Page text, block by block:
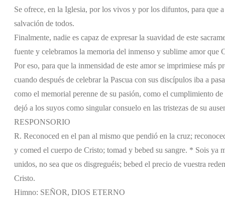
Se ofrece, en la Iglesia, por los vivos y por los difuntos, para que
salvación de todos.
Finalmente, nadie es capaz de expresar la suavidad de este
fuente y celebramos la memoria del inmenso y sublime amor que
Por eso, para que la inmensidad de este amor se imprimiese más
cuando después de celebrar la Pascua con sus discípulos iba a
como el memorial perenne de su pasión, como el cumplimiento
dejó a los suyos como singular consuelo en las tristezas de su
RESPONSORIO
R. Reconoced en el pan al mismo que pendió en la cruz;
y comed el cuerpo de Cristo; tomad y bebed su sangre. * Sois ya
unidos, no sea que os disgreguéis; bebed el precio de vuestra
Cristo.
Himno: SEÑOR, DIOS ETERNO